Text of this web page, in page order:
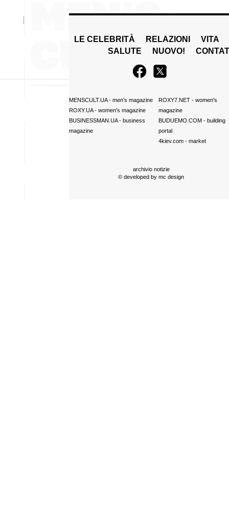
LE CELEBRITÀ RELAZIONI
VITA
SALUTE
NUOVO!
MENSCULT.UA- men's magazine
ROXY.UA- women's magazine
BUSINESSMAN.UA- business
magazine
ROXY7.NET- women's
magazine
BUDUEMO.COM- building
portal
4kiev.com- market
archivio notizie
© developed by mc design